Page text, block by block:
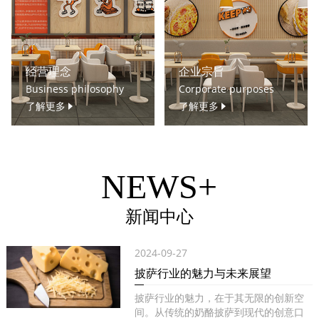
经营理念
Business philosophy
了解更多
企业宗旨
Corporate purposes
了解更多
NEWS+
新闻中心
2024-09-27
披萨行业的魅力与未来展望
披萨行业的魅力，在于其无限的创新空
间。从传统的奶酪披萨到现代的创意口